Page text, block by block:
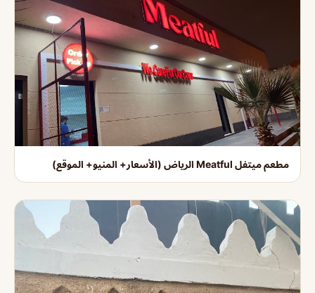
مطعم ميتفل Meatful الرياض (الأسعار+ المنيو+ الموقع)